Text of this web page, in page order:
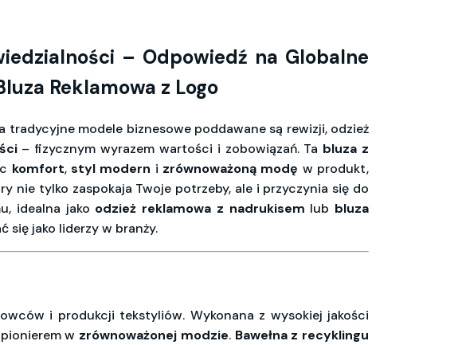
– Odpowiedź na Globalne
Reklamowa z Logo
modele biznesowe poddawane są rewizji, odzież
– fizycznym wyrazem wartości i zobowiązań. Ta bluza z
komfort,styl modern i zrównoważoną modę w produkt,
nie tylko zaspokaja Twoje potrzeby, ale i przyczynia się do
idealna jako odzież reklamowa z nadrukisem lub bluza
się jako liderzy w branży.
i produkcji tekstyliów. Wykonana z wysokiej jakości
w zrównoważonej modzie. Bawełna z recyklingu